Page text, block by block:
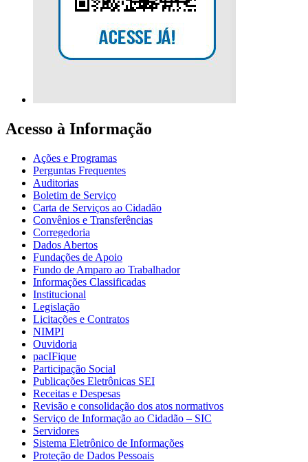
Acesso à Informação
Ações e Programas
Perguntas Frequentes
Auditorias
Boletim de Serviço
Carta de Serviços ao Cidadão
Convênios e Transferências
Corregedoria
Dados Abertos
Fundações de Apoio
Fundo de Amparo ao Trabalhador
Informações Classificadas
Institucional
Legislação
Licitações e Contratos
NIMPI
Ouvidoria
pacIFique
Participação Social
Publicações Eletrônicas SEI
Receitas e Despesas
Revisão e consolidação dos atos normativos
Serviço de Informação ao Cidadão – SIC
Servidores
Sistema Eletrônico de Informações
Proteção de Dados Pessoais